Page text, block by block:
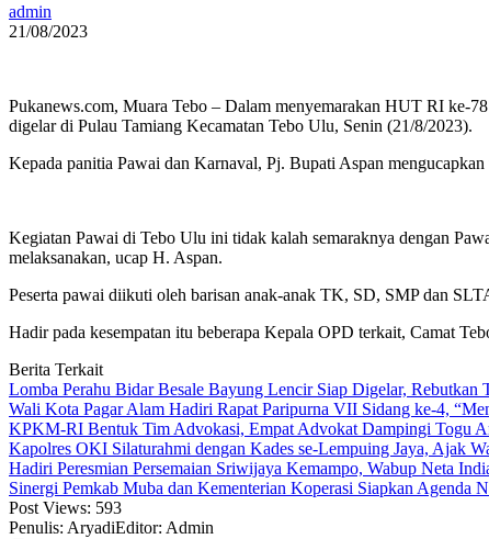
admin
21/08/2023
Pukanews.com, Muara Tebo – Dalam menyemarakan HUT RI ke-
digelar di Pulau Tamiang Kecamatan Tebo Ulu, Senin (21/8/2023).
Kepada panitia Pawai dan Karnaval, Pj. Bupati Aspan
Kegiatan Pawai di Tebo Ulu ini tidak kalah semaraknya dengan
melaksanakan, ucap H. Aspan.
Peserta pawai diikuti oleh barisan anak-anak TK, SD, SMP dan
Hadir pada kesempatan itu beberapa Kepala OPD terkait, Camat
Berita Terkait
Lomba Perahu Bidar Besale Bayung Lencir Siap Digelar,
Wali Kota Pagar Alam Hadiri Rapat Paripurna VII Sidang ke-4,
KPKM-RI Bentuk Tim Advokasi, Empat Advokat Dampingi Togu
Kapolres OKI Silaturahmi dengan Kades se-Lempuing Jaya, Ajak
Hadiri Peresmian Persemaian Sriwijaya Kemampo, Wabup Neta
Sinergi Pemkab Muba dan Kementerian Koperasi Siapkan Agenda
Post Views: 593
Penulis: AryadiEditor: Admin